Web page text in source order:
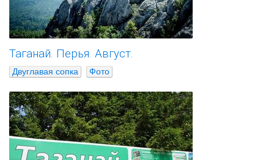
Таганай. Перья. Август.
Двуглавая сопка Фото